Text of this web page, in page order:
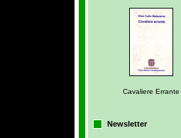
Cavaliere Errante
Newsletter